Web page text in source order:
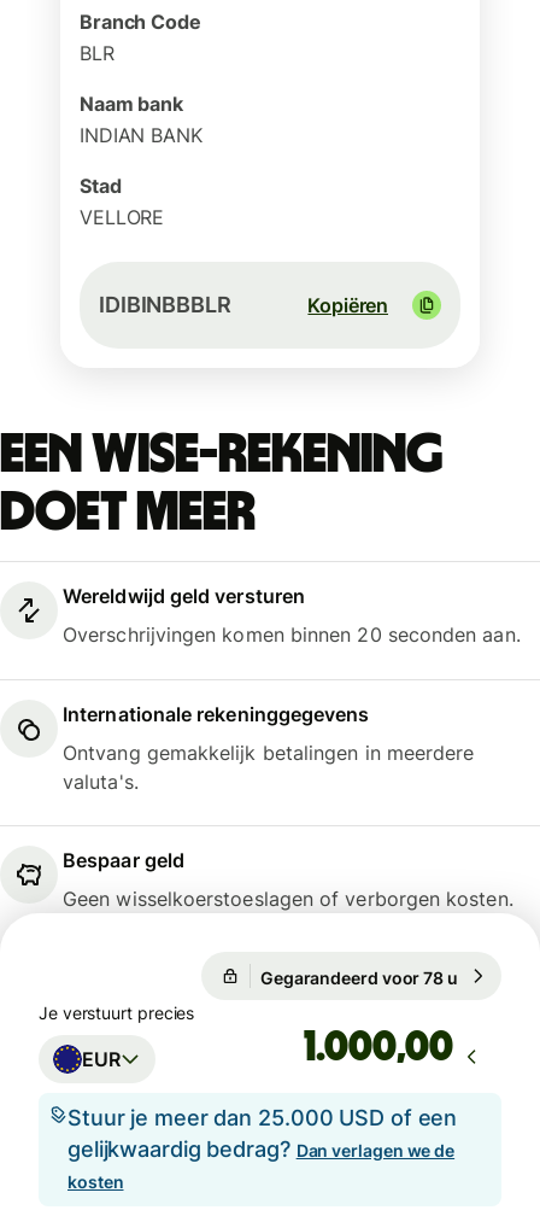
Branch Code
BLR
Naam bank
INDIAN BANK
Stad
VELLORE
IDIBINBBBLR Kopiëren
Een Wise-rekening
doet meer
Wereldwijd geld versturen
Overschrijvingen komen binnen 20 seconden aan.
Internationale rekeninggegevens
Ontvang gemakkelijk betalingen in meerdere
valuta's.
Bespaar geld
Geen wisselkoerstoeslagen of verborgen kosten.
Gegarandeerd voor 78 u
Je verstuurt precies
EUR ,00
Stuur je meer dan 25.000 USD of een
gelijkwaardig bedrag? Dan verlagen we de
kosten